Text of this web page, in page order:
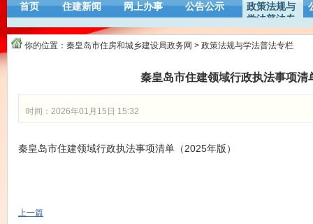
首页 住建新闻 网上办事 公告公示
政策法规与
学法普法专
你的位置： 秦皇岛市住房和城乡建设局政务网 > 政策法规与学法普法专栏
秦皇岛市住建领域行政执法事项清
时间：2026年01月15日 15:32
秦皇岛市住建领域行政执法事项清单（2025年版）
上一篇